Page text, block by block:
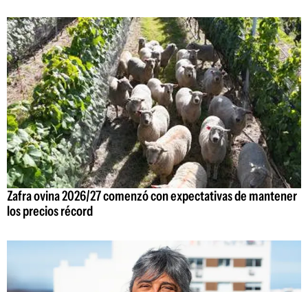
Zafra ovina 2026/27 comenzó con expectativas de mantener
los precios récord